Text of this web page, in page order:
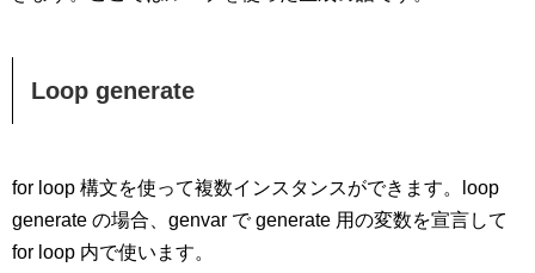
Loop generate
for loop 構文を使って複数インスタンスができます。loop
generate の場合、genvar で generate 用の変数を宣言して
for loop 内で使います。